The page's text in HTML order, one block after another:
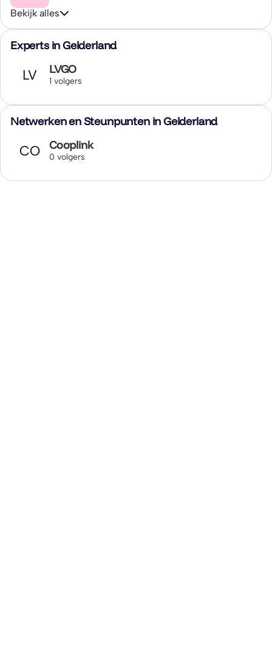
Bekijk alles
Experts in Gelderland
LV LVGO
1 volgers
Netwerken en Steunpunten in Gelderland
CO Cooplink
0 volgers